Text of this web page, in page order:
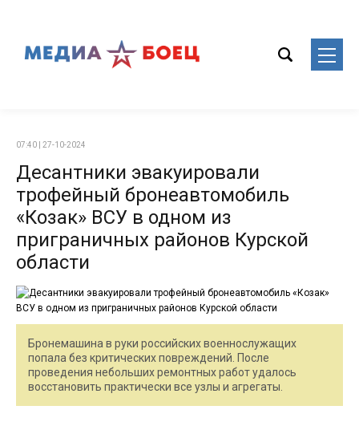
07:40 | 27-10-2024
Десантники эвакуировали
трофейный бронеавтомобиль
«Козак» ВСУ в одном из
приграничных районов Курской
области
Бронемашина в руки российских военнослужащих
попала без критических повреждений. После
проведения небольших ремонтных работ удалось
восстановить практически все узлы и агрегаты.